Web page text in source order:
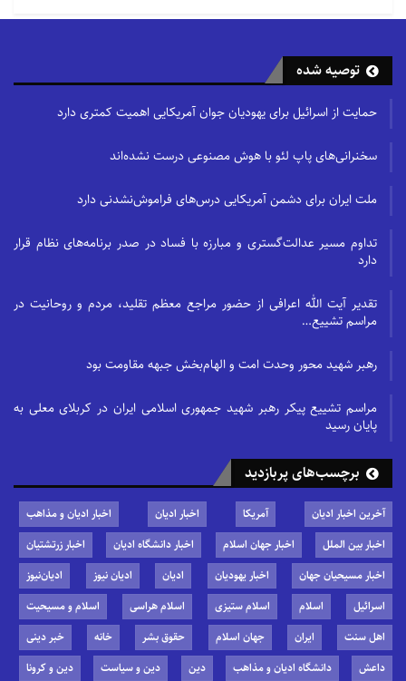
توصیه شده
حمایت از اسرائیل برای یهودیان جوان آمریکایی اهمیت کمتری دارد
سخنرانی‌های پاپ لئو با هوش مصنوعی درست نشده‌اند
ملت ایران برای دشمن آمریکایی درس‌های فراموش‌نشدنی دارد
تداوم مسیر عدالت‌گستری و مبارزه با فساد در صدر برنامه‌های نظام قرار
دارد
تقدیر آیت الله اعرافی از حضور مراجع معظم تقلید، مردم و روحانیت در
مراسم تشییع…
رهبر شهید محور وحدت امت و الهام‌بخش جبهه مقاومت بود
مراسم تشییع پیکر رهبر شهید جمهوری اسلامی ایران در کربلای معلی به
پایان رسید
برچسب‌های پربازدید
آخرین اخبار ادیان آمریکا اخبار ادیان
اخبار ادیان و مذاهب
اخبار بین الملل
اخبار جهان اسلام اخبار دانشگاه ادیان
اخبار زرتشتیان
اخبار مسیحیان جهان
اخبار یهودیان ادیان ادیان نیوز
ادیان‌نیوز
اسرائیل
اسلام اسلام ستیزی اسلام هراسی
اسلام و مسیحیت
اهل سنت
ایران جهان اسلام حقوق بشر خانه
خبر دینی
داعش
دانشگاه ادیان و مذاهب دین دین و سیاست دین و کرونا